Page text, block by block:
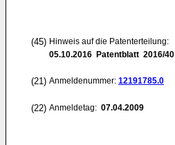
(45) Hinweis auf die Patenterteilung:
05.10.2016 Patentblatt 2016/40
(21) Anmeldenummer: 12191785.0
(22) Anmeldetag: 07.04.2009